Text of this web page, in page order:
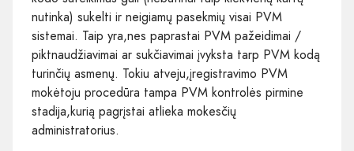
nutinka) sukelti ir neigiamų pasekmių visai PVM
sistemai. Taip yra,nes paprastai PVM pažeidimai /
piktnaudžiavimai ar sukčiavimai įvyksta tarp PVM kodą
turinčių asmenų. Tokiu atveju,įregistravimo PVM
mokėtoju procedūra tampa PVM kontrolės pirmine
stadija,kurią pagrįstai atlieka mokesčių
administratorius.